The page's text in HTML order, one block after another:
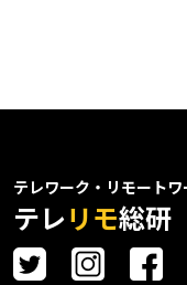
テレワーク・リモート
テレリモ総研